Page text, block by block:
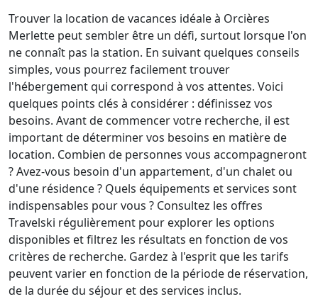
Trouver la location de vacances idéale à Orcières
Merlette peut sembler être un défi, surtout lorsque l'on
ne connaît pas la station. En suivant quelques conseils
simples, vous pourrez facilement trouver
l'hébergement qui correspond à vos attentes. Voici
quelques points clés à considérer : définissez vos
besoins. Avant de commencer votre recherche, il est
important de déterminer vos besoins en matière de
location. Combien de personnes vous accompagneront
? Avez-vous besoin d'un appartement, d'un chalet ou
d'une résidence ? Quels équipements et services sont
indispensables pour vous ? Consultez les offres
Travelski régulièrement pour explorer les options
disponibles et filtrez les résultats en fonction de vos
critères de recherche. Gardez à l'esprit que les tarifs
peuvent varier en fonction de la période de réservation,
de la durée du séjour et des services inclus.